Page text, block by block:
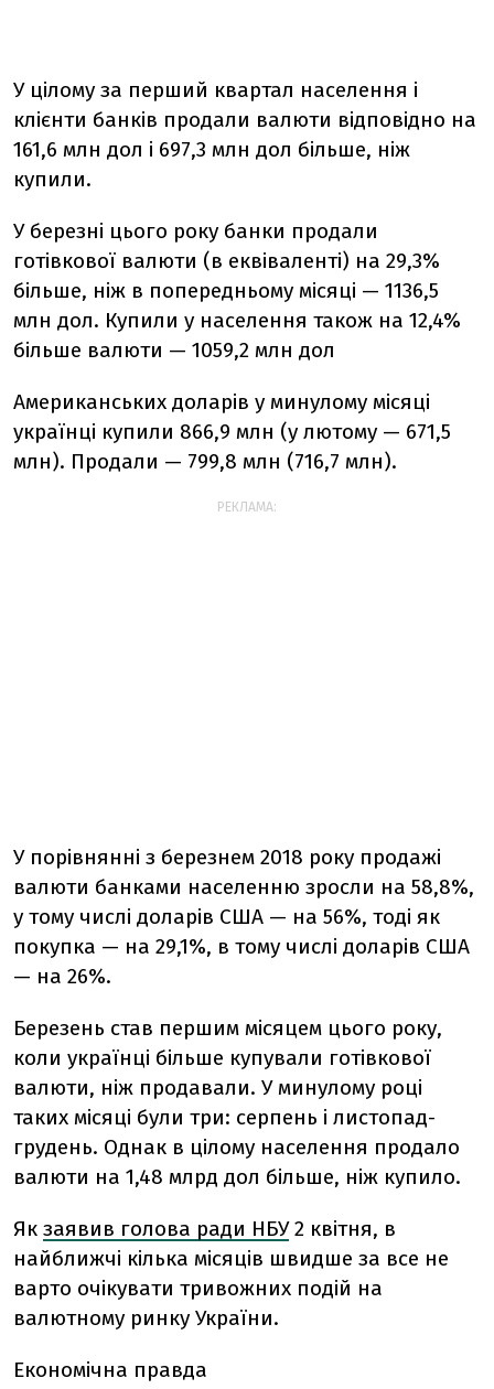
У цілому за перший квартал населення і
клієнти банків продали валюти відповідно на
161,6 млн дол і 697,3 млн дол більше, ніж
купили.
У березні цього року банки продали
готівкової валюти (в еквіваленті) на 29,3%
більше, ніж в попередньому місяці — 1136,5
млн дол. Купили у населення також на 12,4%
більше валюти — 1059,2 млн дол
Американських доларів у минулому місяці
українці купили 866,9 млн (у лютому — 671,5
млн). Продали — 799,8 млн (716,7 млн).
РЕКЛАМА:
У порівнянні з березнем 2018 року продажі
валюти банками населенню зросли на 58,8%,
у тому числі доларів США — на 56%, тоді як
покупка — на 29,1%, в тому числі доларів США
— на 26%.
Березень став першим місяцем цього року,
коли українці більше купували готівкової
валюти, ніж продавали. У минулому році
таких місяці були три: серпень і листопад-
грудень. Однак в цілому населення продало
валюти на 1,48 млрд дол більше, ніж купило.
Як заявив голова ради НБУ2 квітня, в
найближчі кілька місяців швидше за все не
варто очікувати тривожних подій на
валютному ринку України.
Економічна правда